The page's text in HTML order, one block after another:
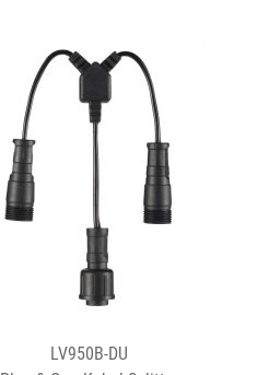
LV950B-DU